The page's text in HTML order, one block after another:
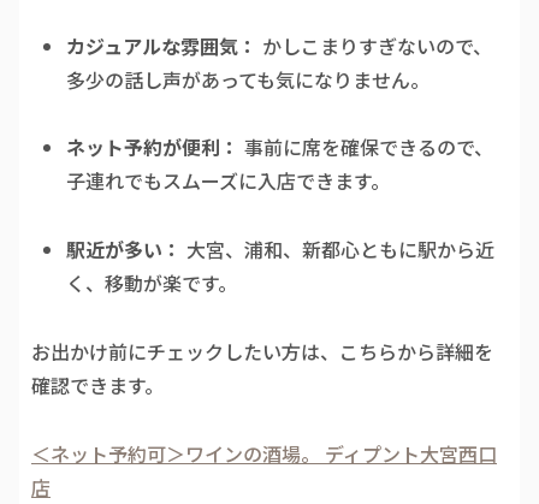
カジュアルな雰囲気： かしこまりすぎないので、
多少の話し声があっても気になりません。
ネット予約が便利： 事前に席を確保できるので、
子連れでもスムーズに入店できます。
駅近が多い： 大宮、浦和、新都心ともに駅から近
く、移動が楽です。
お出かけ前にチェックしたい方は、こちらから詳細を
確認できます。
＜ネット予約可＞ワインの酒場。 ディプント大宮西口
店